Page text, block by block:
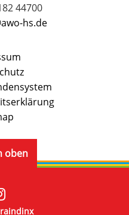
44700
hs.de
oben